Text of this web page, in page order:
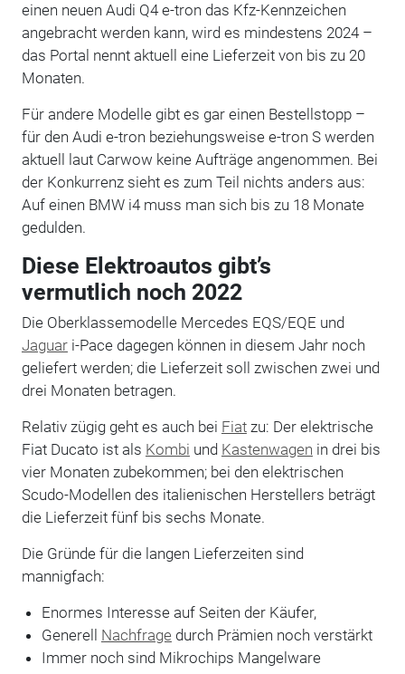
einen neuen Audi Q4 e-tron das Kfz-Kennzeichen
angebracht werden kann, wird es mindestens 2024 –
das Portal nennt aktuell eine Lieferzeit von bis zu 20
Monaten.
Für andere Modelle gibt es gar einen Bestellstopp –
für den Audi e-tron beziehungsweise e-tron S werden
aktuell laut Carwow keine Aufträge angenommen. Bei
der Konkurrenz sieht es zum Teil nichts anders aus:
Auf einen BMW i4 muss man sich bis zu 18 Monate
gedulden.
Diese Elektroautos gibt’s
vermutlich noch 2022
Die Oberklassemodelle Mercedes EQS/EQE und
Jaguari-Pace dagegen können in diesem Jahr noch
geliefert werden; die Lieferzeit soll zwischen zwei und
drei Monaten betragen.
Relativ zügig geht es auch bei Fiatzu: Der elektrische
Fiat Ducato ist als Kombi und Kastenwagen in drei bis
vier Monaten zubekommen; bei den elektrischen
Scudo-Modellen des italienischen Herstellers beträgt
die Lieferzeit fünf bis sechs Monate.
Die Gründe für die langen Lieferzeiten sind
mannigfach:
Enormes Interesse auf Seiten der Käufer,
Generell Nachfrage durch Prämien noch verstärkt
Immer noch sind Mikrochips Mangelware